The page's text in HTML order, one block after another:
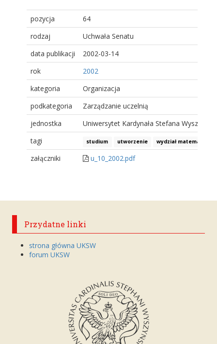
pozycja
64
rodzaj
Uchwała Senatu
data publikacji
2002-03-14
rok
2002
kategoria
Organizacja
podkategoria
Zarządzanie uczelnią
jednostka
Uniwersytet Kardynała Stefana
tagi
studium utworzenie wydział
załączniki u_10_2002.pdf
Przydatne linki
strona główna UKSW
forum UKSW